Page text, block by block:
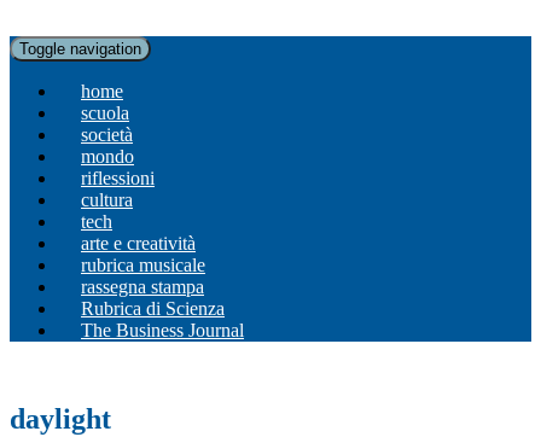
Toggle navigation
home
scuola
società
mondo
riflessioni
cultura
tech
arte e creatività
rubrica musicale
rassegna stampa
Rubrica di Scienza
The Business Journal
daylight